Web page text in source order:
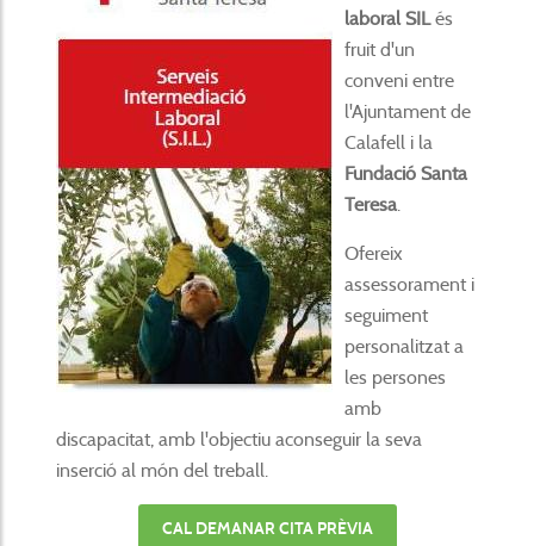
laboral SILés
fruit d'un
conveni entre
l'Ajuntament de
Calafell i la
Fundació Santa
Teresa.
Ofereix
assessorament i
seguiment
personalitzat a
les persones
amb
discapacitat, amb l'objectiu aconseguir la seva
inserció al món del treball.
CAL DEMANAR CITA PRÈVIA